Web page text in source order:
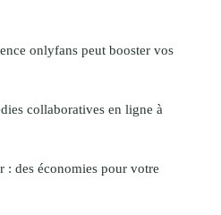
onlyfans peut booster vos
collaboratives en ligne à
: des économies pour votre